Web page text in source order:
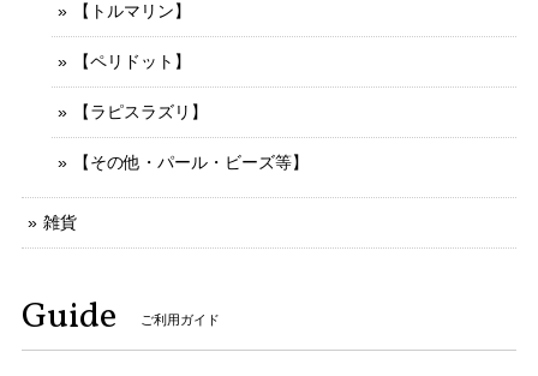
【トルマリン】
【ペリドット】
【ラピスラズリ】
【その他・パール・ビーズ等】
雑貨
Guide ご利用ガイド